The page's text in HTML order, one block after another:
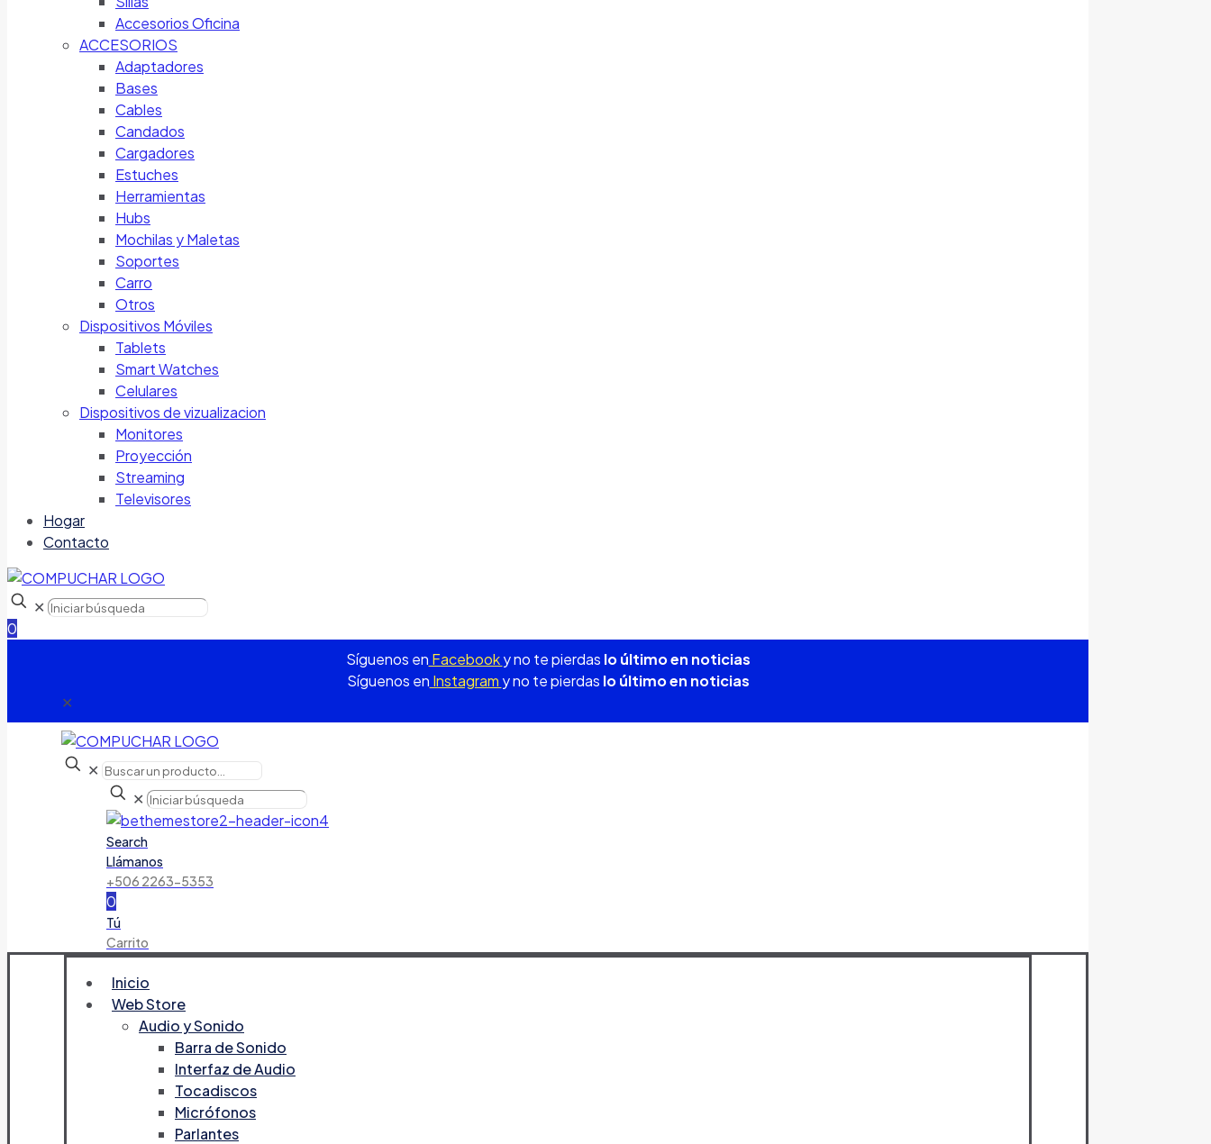
Accesorios Oficina
ACCESORIOS
Adaptadores
Bases
Cables
Candados
Cargadores
Estuches
Herramientas
Hubs
Mochilas y Maletas
Soportes
Carro
Otros
Dispositivos Móviles
Tablets
Smart Watches
Celulares
Dispositivos de vizualizacion
Monitores
Proyección
Streaming
Televisores
Hogar
Contacto
✕
0
Síguenos en Facebooky no te pierdas lo último en noticias
Síguenos en Instagram y no te pierdas lo último en noticias
✕
✕
✕
Search
Llámanos
+506 2263-5353
0
Tú
Carrito
Inicio
Web Store
Audio y Sonido
Barra de Sonido
Interfaz de Audio
Tocadiscos
Micrófonos
Parlantes